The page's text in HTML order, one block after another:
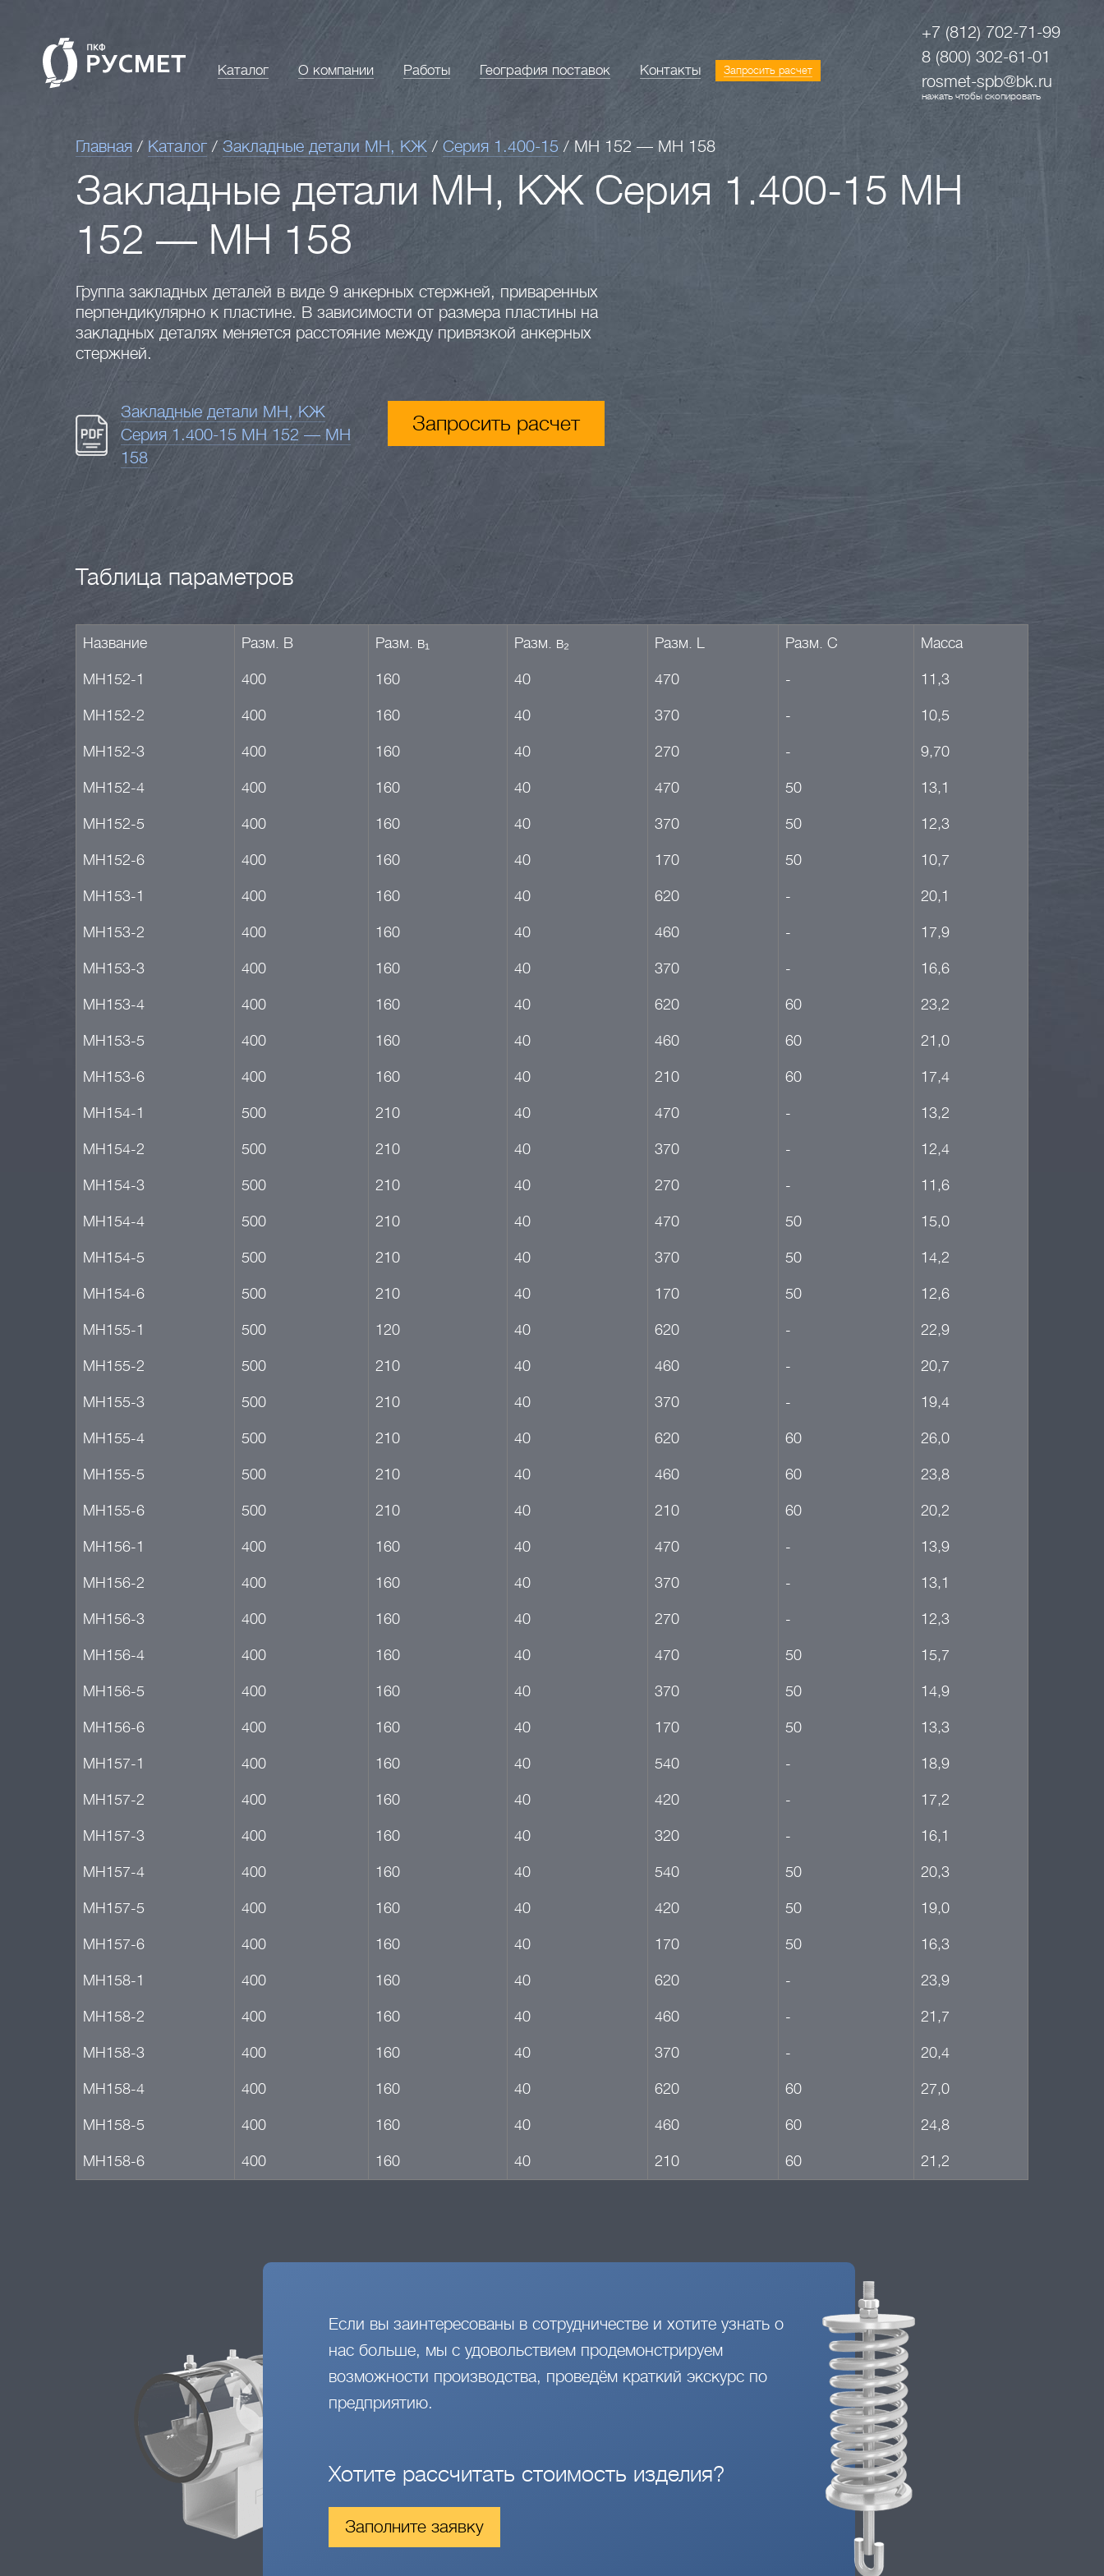
Каталог О компании Работы География поставок Контакты Запросить расчет
+7 (812) 702-71-99
8 (800) 302-61-01
rosmet-spb@bk.ru
нажать чтобы скопировать
Главная / Каталог / Закладные детали МН, КЖ / Серия 1.400-15 / МН 152 — МН 158
Закладные детали МН, КЖ Серия 1.400-15 МН
152 — МН 158
Группа закладных деталей в виде 9 анкерных стержней, приваренных
перпендикулярно к пластине. В зависимости от размера пластины на
закладных деталях меняется расстояние между привязкой анкерных
стержней.
Закладные детали МН, КЖ
Серия 1.400-15 МН 152 — МН
158
Запросить расчет
Таблица параметров
Название Разм. B Разм. в₁ Разм. в₂ Разм. L Разм. C Масса
МН152-1 400 160 40 470 - 11,3
МН152-2 400 160 40 370 - 10,5
МН152-3 400 160 40 270 - 9,70
МН152-4 400 160 40 470 50 13,1
МН152-5 400 160 40 370 50 12,3
МН152-6 400 160 40 170 50 10,7
МН153-1 400 160 40 620 - 20,1
МН153-2 400 160 40 460 - 17,9
МН153-3 400 160 40 370 - 16,6
МН153-4 400 160 40 620 60 23,2
МН153-5 400 160 40 460 60 21,0
МН153-6 400 160 40 210 60 17,4
МН154-1 500 210 40 470 - 13,2
МН154-2 500 210 40 370 - 12,4
МН154-3 500 210 40 270 - 11,6
МН154-4 500 210 40 470 50 15,0
МН154-5 500 210 40 370 50 14,2
МН154-6 500 210 40 170 50 12,6
МН155-1 500 120 40 620 - 22,9
МН155-2 500 210 40 460 - 20,7
МН155-3 500 210 40 370 - 19,4
МН155-4 500 210 40 620 60 26,0
МН155-5 500 210 40 460 60 23,8
МН155-6 500 210 40 210 60 20,2
МН156-1 400 160 40 470 - 13,9
МН156-2 400 160 40 370 - 13,1
МН156-3 400 160 40 270 - 12,3
МН156-4 400 160 40 470 50 15,7
МН156-5 400 160 40 370 50 14,9
МН156-6 400 160 40 170 50 13,3
МН157-1 400 160 40 540 - 18,9
МН157-2 400 160 40 420 - 17,2
МН157-3 400 160 40 320 - 16,1
МН157-4 400 160 40 540 50 20,3
МН157-5 400 160 40 420 50 19,0
МН157-6 400 160 40 170 50 16,3
МН158-1 400 160 40 620 - 23,9
МН158-2 400 160 40 460 - 21,7
МН158-3 400 160 40 370 - 20,4
МН158-4 400 160 40 620 60 27,0
МН158-5 400 160 40 460 60 24,8
МН158-6 400 160 40 210 60 21,2
Если вы заинтересованы в сотрудничестве и хотите узнать о
нас больше, мы с удовольствием продемонстрируем
возможности производства, проведём краткий экскурс по
предприятию.
Хотите рассчитать стоимость изделия?
Заполните заявку